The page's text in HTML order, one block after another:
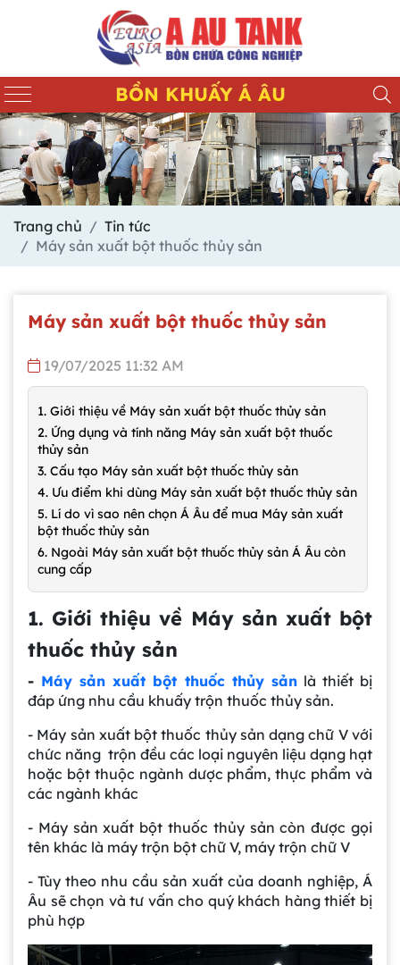
BỒN KHUẤY Á ÂU
Trang chủ
Tin tức
Máy sản xuất bột thuốc thủy sản
Máy sản xuất bột thuốc thủy sản
19/07/2025 11:32 AM
1. Giới thiệu về Máy sản xuất bột thuốc thủy sản
2. Ứng dụng và tính năng Máy sản xuất bột thuốc
thủy sản
3. Cấu tạo Máy sản xuất bột thuốc thủy sản
4. Ưu điểm khi dùng Máy sản xuất bột thuốc thủy sản
5. Lí do vì sao nên chọn Á Âu để mua Máy sản xuất
bột thuốc thủy sản
6. Ngoài Máy sản xuất bột thuốc thủy sản Á Âu còn
cung cấp
1. Giới thiệu về Máy sản xuất bột
thuốc thủy sản
- Máy sản xuất bột thuốc thủy sảnlà thiết bị
đáp ứng nhu cầu khuấy trộn thuốc thủy sản.
- Máy sản xuất bột thuốc thủy sản dạng chữ V với
chức năng trộn đều các loại nguyên liệu dạng hạt
hoặc bột thuộc ngành dược phẩm, thực phẩm và
các ngành khác
- Máy sản xuất bột thuốc thủy sản còn được gọi
tên khác là máy trộn bột chữ V, máy trộn chữ V
- Tùy theo nhu cầu sản xuất của doanh nghiệp, Á
Âu sẽ chọn và tư vấn cho quý khách hàng thiết bị
phù hợp